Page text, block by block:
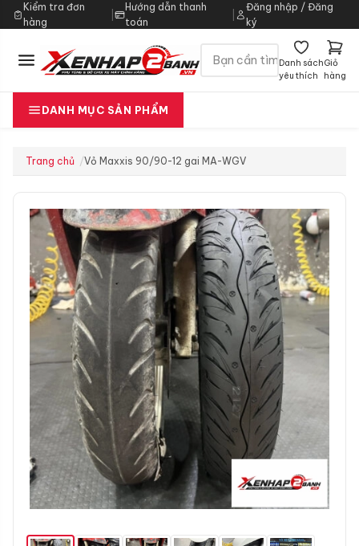
Kiểm tra đơn
hàng
|
Hướng dẫn thanh
toán
Đăng nhập / Đăng
ký
Danh sách
yêu thích
Giỏ
hàng
DANH MỤC SẢN PHẨM
Trang chủ Vỏ Maxxis 90/90-12 gai MA-WGV